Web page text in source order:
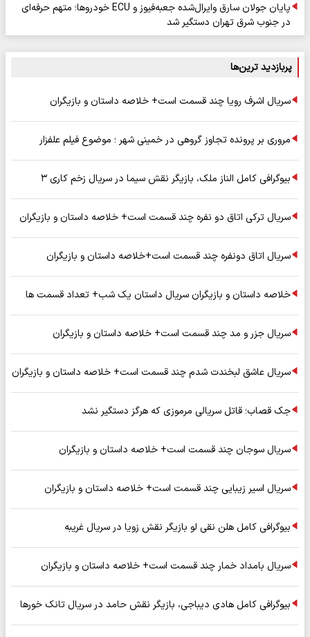
پایان جولان سارق وایرال‌شده جعبه‌فیوز و ECU خودروها؛ متهم حرفه‌ای
در جنوب شرق تهران دستگیر شد
پربازدید ترین‌ها
سریال اشرف رویا چند قسمت است+ خلاصه داستان و بازیگران
مروری بر پرونده تجاوز گروهی در خمینی شهر ؛ موضوع فیلم علفزار
بیوگرافی کامل الناز ملک، بازیگر نقش سیما در سریال زخم کاری ۳
سریال ترکی اتاق دو نفره چند قسمت است+ خلاصه داستان و بازیگران
سریال اتاق دونفره چند قسمت است+خلاصه داستان و بازیگران
خلاصه داستان و بازیگران سریال داستان یک شب+ تعداد قسمت ها
سریال جزر و مد چند قسمت است+ خلاصه داستان و بازیگران
سریال عاشق لبخندت شدم چند قسمت است+ خلاصه داستان و بازیگران
جک قصاب؛ قاتل سریالی مرموزی که هرگز دستگیر نشد
سریال سوجان چند قسمت است+ خلاصه داستان و بازیگران
سریال اسیر زیبایی چند قسمت است+ خلاصه داستان و بازیگران
بیوگرافی کامل هلن نقی لو بازیگر نقش زویا در سریال غریبه
سریال بامداد خمار چند قسمت است+ خلاصه داستان و بازیگران
بیوگرافی کامل هادی دیباجی، بازیگر نقش حامد در سریال تانک خورها